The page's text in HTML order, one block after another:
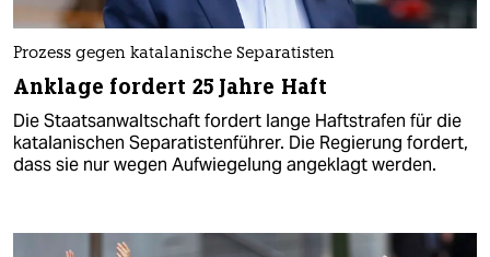
Prozess gegen katalanische Separatisten
Anklage fordert 25 Jahre Haft
Die Staatsanwaltschaft fordert lange Haftstrafen für die
katalanischen Separatistenführer. Die Regierung fordert,
dass sie nur wegen Aufwiegelung angeklagt werden.